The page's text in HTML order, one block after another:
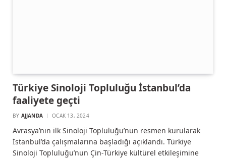
Türkiye Sinoloji Topluluğu İstanbul’da
faaliyete geçti
BY AJJANDA OCAK 13, 2024
Avrasya’nın ilk Sinoloji Topluluğu’nun resmen kurularak
İstanbul’da çalışmalarına başladığı açıklandı. Türkiye
Sinoloji Topluluğu’nun Çin-Türkiye kültürel etkileşimine